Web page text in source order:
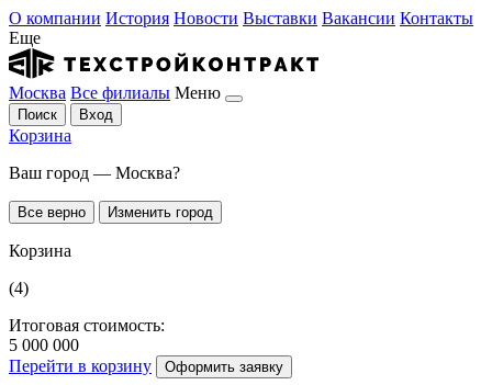
О компании История Новости Выставки Вакансии Контакты
Еще
Москва Все филиалы Меню
Поиск Вход
Корзина
Ваш город — Москва?
Все верно Изменить город
Корзина
(4)
Итоговая стоимость:
5 000 000
Перейти в корзину
Оформить заявку